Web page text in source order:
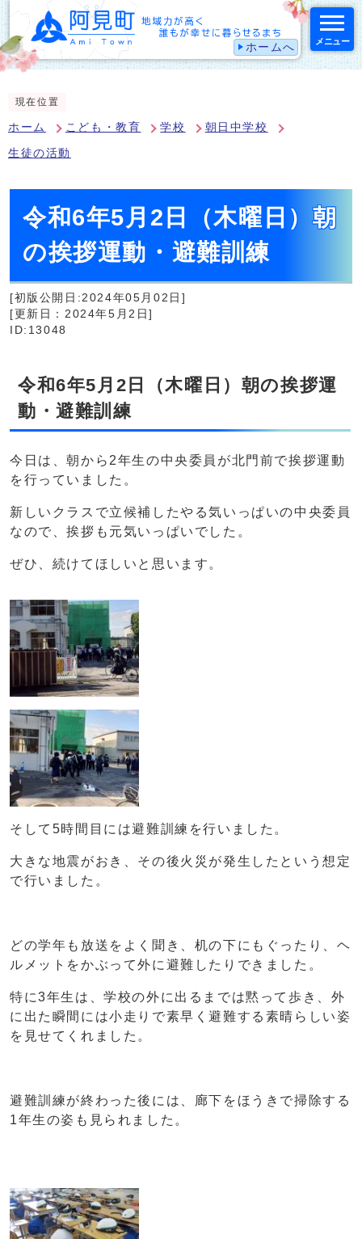
ホームへ メニュー
現在位置
ホーム こども・教育 学校 朝日中学校
生徒の活動
令和6年5月2日（木曜日）朝
の挨拶運動・避難訓練
[初版公開日:2024年05月02日]
[更新日：2024年5月2日]
ID:13048
令和6年5月2日（木曜日）朝の挨拶運
動・避難訓練
今日は、朝から2年生の中央委員が北門前で挨拶運動
を行っていました。
新しいクラスで立候補したやる気いっぱいの中央委員
なので、挨拶も元気いっぱいでした。
ぜひ、続けてほしいと思います。
そして5時間目には避難訓練を行いました。
大きな地震がおき、その後火災が発生したという想定
で行いました。
どの学年も放送をよく聞き、机の下にもぐったり、ヘ
ルメットをかぶって外に避難したりできました。
特に3年生は、学校の外に出るまでは黙って歩き、外
に出た瞬間には小走りで素早く避難する素晴らしい姿
を見せてくれました。
避難訓練が終わった後には、廊下をほうきで掃除する
1年生の姿も見られました。